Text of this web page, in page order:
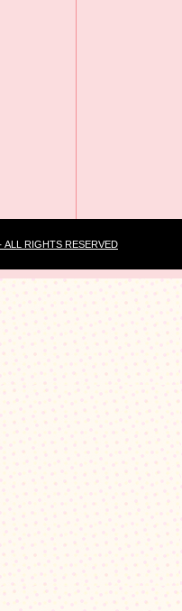
ALL RIGHTS RESERVED